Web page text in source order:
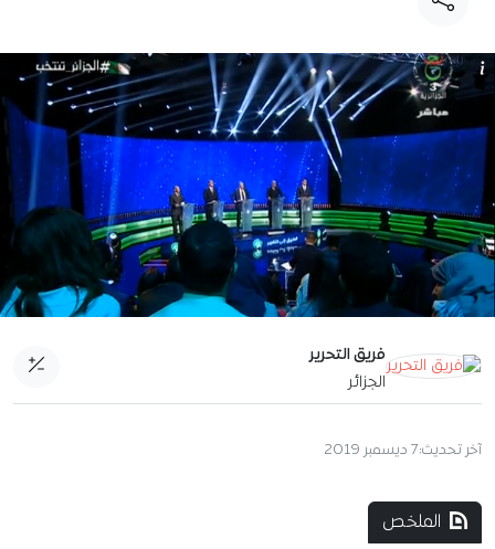
فريق التحرير
الجزائر
آخر تحديث:7 ديسمبر 2019
الملخص